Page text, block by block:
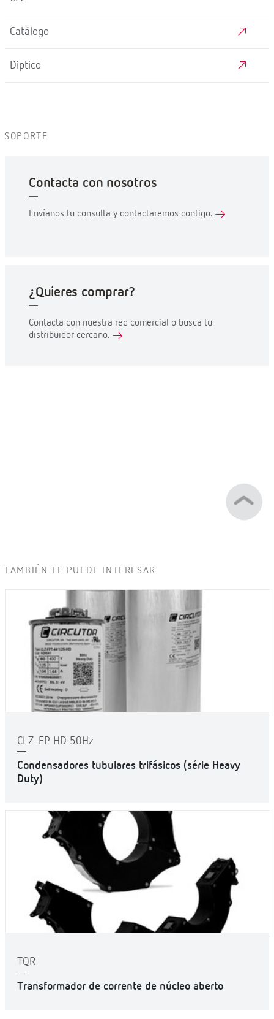
Catálogo
Díptico
SOPORTE
Contacta con nosotros
Envíanos tu consulta y contactaremos contigo.
¿Quieres comprar?
Contacta con nuestra red comercial o busca tu
distribuidor cercano.
TAMBIÉN TE PUEDE INTERESAR
CLZ-FP HD 50Hz
Condensadores tubulares trifásicos (série Heavy
Duty)
TQR
Transformador de corrente de núcleo aberto